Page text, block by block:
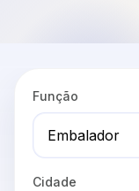
Função
Cidade